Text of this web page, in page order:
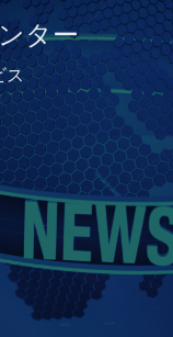
ター
ス